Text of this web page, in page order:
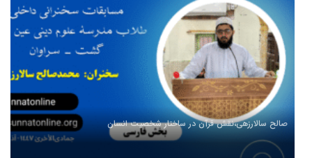
صالح سالارزهی،‌نقش قرآن در ساختار شخصیت انسان